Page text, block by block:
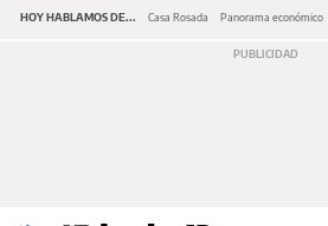
HOY HABLAMOS DE... Casa Rosada Panorama económico